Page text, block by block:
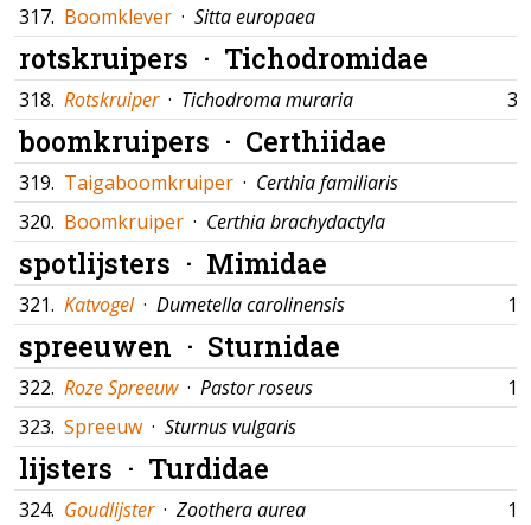
317. Boomklever · Sitta europaea
rotskruipers · Tichodromidae
318. Rotskruiper · Tichodroma muraria
boomkruipers · Certhiidae
319. Taigaboomkruiper · Certhia familiaris
320. Boomkruiper · Certhia brachydactyla
spotlijsters · Mimidae
321. Katvogel · Dumetella carolinensis
spreeuwen · Sturnidae
322. Roze Spreeuw · Pastor roseus
323. Spreeuw · Sturnus vulgaris
lijsters · Turdidae
324. Goudlijster · Zoothera aurea